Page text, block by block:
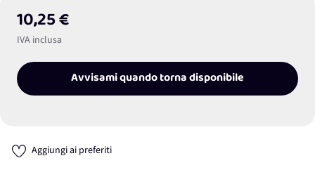
10,25 €
IVA inclusa
Avvisami quando torna disponibile
Aggiungi ai preferiti